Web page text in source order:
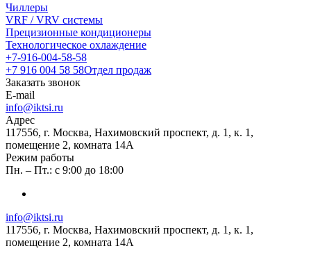
Чиллеры
VRF / VRV системы
Прецизионные кондиционеры
Технологическое охлаждение
+7-916-004-58-58
+7 916 004 58 58Отдел продаж
Заказать звонок
E-mail
info@iktsi.ru
Адрес
117556, г. Москва, Нахимовский проспект, д. 1, к. 1,
помещение 2, комната 14А
Режим работы
Пн. – Пт.: с 9:00 до 18:00
info@iktsi.ru
117556, г. Москва, Нахимовский проспект, д. 1, к. 1,
помещение 2, комната 14А